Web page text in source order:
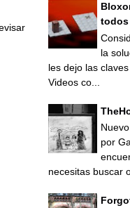
la
les dejo las
Videos co...
por
necesitas buscar